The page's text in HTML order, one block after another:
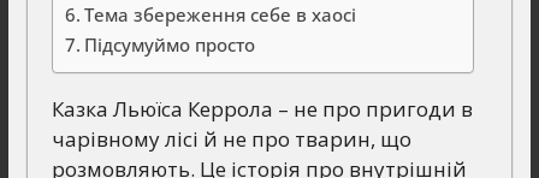
Тема збереження себе в хаосі
Підсумуймо просто
Казка Льюїса Керрола – не про пригоди в
чарівному лісі й не про тварин, що
розмовляють. Це історія про внутрішній